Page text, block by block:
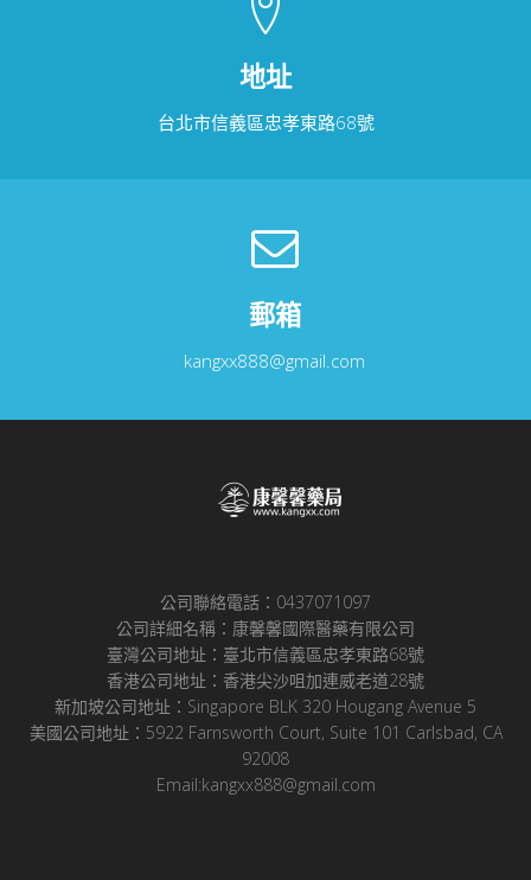
地址
台北市信義區忠孝東路68號
郵箱
kangxx888@gmail.com
公司聯絡電話：0437071097
公司詳細名稱：康馨馨國際醫藥有限公司
臺灣公司地址：臺北市信義區忠孝東路68號
香港公司地址：香港尖沙咀加連威老道28號
新加坡公司地址：Singapore BLK 320 Hougang Avenue 5
美國公司地址：5922 Farnsworth Court, Suite 101 Carlsbad, CA
92008
Email:kangxx888@gmail.com